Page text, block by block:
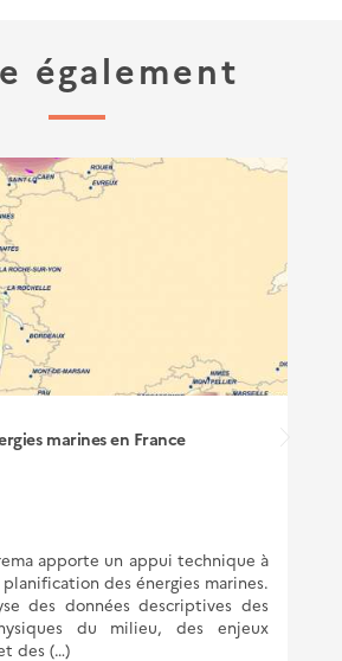
également
marines en France
apporte un appui technique à
des énergies marines.
des données descriptives des
du milieu, des enjeux
des (…)